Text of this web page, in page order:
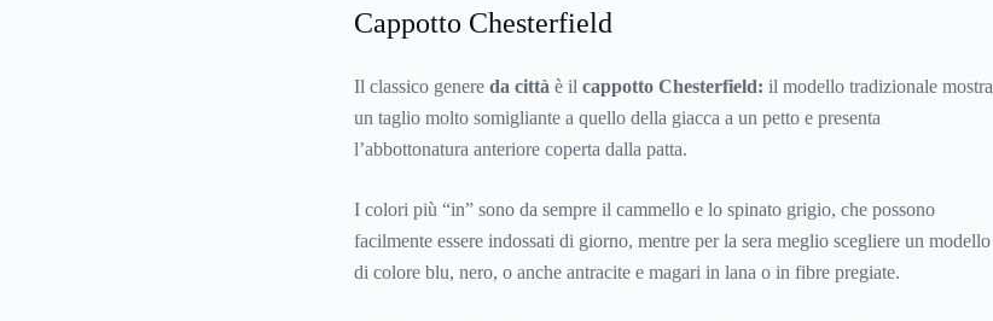
Cappotto Chesterfield
Il classico genere da città è il cappotto Chesterfield: il modello tradizionale mostra
un taglio molto somigliante a quello della giacca a un petto e presenta
l’abbottonatura anteriore coperta dalla patta.
I colori più “in” sono da sempre il cammello e lo spinato grigio, che possono
facilmente essere indossati di giorno, mentre per la sera meglio scegliere un modello
di colore blu, nero, o anche antracite e magari in lana o in fibre pregiate.